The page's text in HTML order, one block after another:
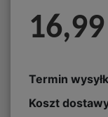
16,99
Termin
Koszt